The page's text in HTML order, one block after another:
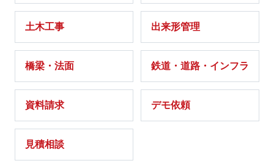
土木工事 出来形管理
橋梁・法面 鉄道・道路・インフラ
資料請求 デモ依頼
見積相談